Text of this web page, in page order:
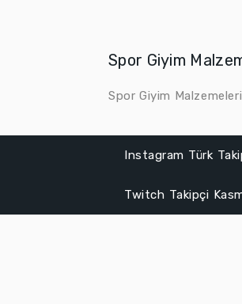
Spor Giyim
Spor Giyim Malzemeleri
Instagram Türk
Twitch Takipçi